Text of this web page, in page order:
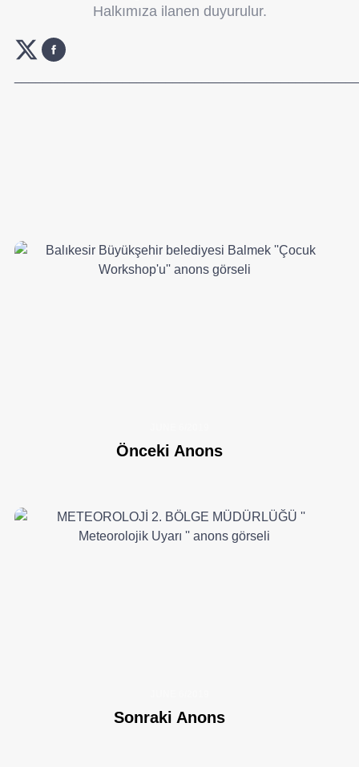
Halkımıza ilanen duyurulur.
Önceki Anons
Sonraki Anons